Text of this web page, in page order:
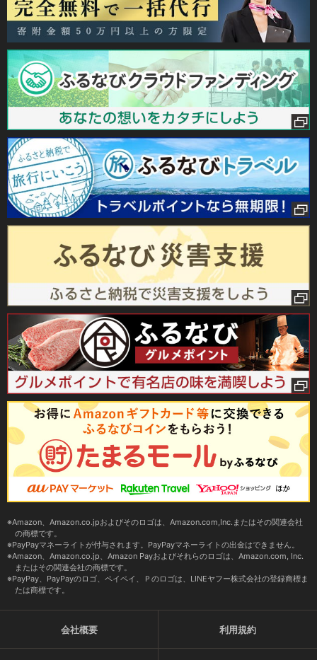
Amazon、Amazon.co.jpおよびそのロゴは、Amazon.com,Inc.またはその関連会社
の商標です。
PayPayマネーライトが付与されます。PayPayマネーライトの出金はできません。
Amazon、Amazon.co.jp、Amazon Payおよびそれらのロゴは、Amazon.com, Inc.
またはその関連会社の商標です。
PayPay、PayPayのロゴ、ペイペイ、Ｐのロゴは、LINEヤフー株式会社の登録商標ま
たは商標です。
会社概要 利用規約